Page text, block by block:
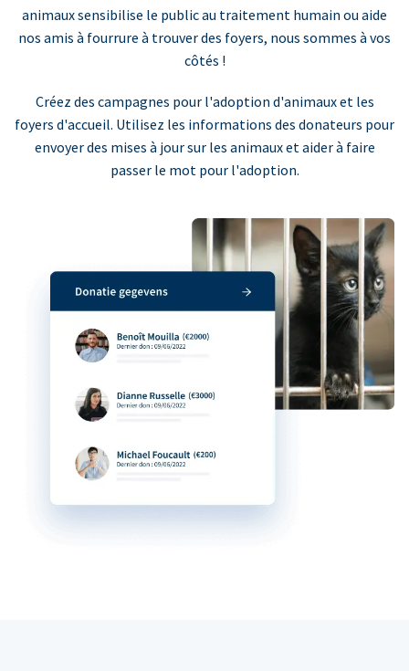
animaux sensibilise le public au traitement humain ou aide
nos amis à fourrure à trouver des foyers, nous sommes à vos
côtés !
Créez des campagnes pour l'adoption d'animaux et les
foyers d'accueil. Utilisez les informations des donateurs pour
envoyer des mises à jour sur les animaux et aider à faire
passer le mot pour l'adoption.